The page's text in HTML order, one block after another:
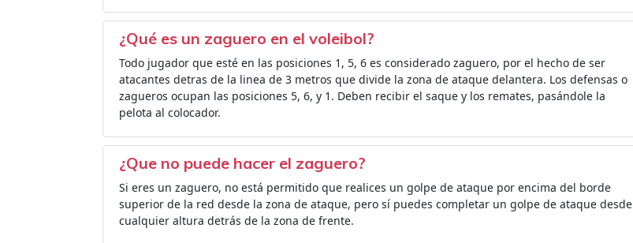
¿Qué es un zaguero en el voleibol?
Todo jugador que esté en las posiciones 1, 5, 6 es considerado zaguero, por el hecho de ser
atacantes detras de la linea de 3 metros que divide la zona de ataque delantera. Los defensas o
zagueros ocupan las posiciones 5, 6, y 1. Deben recibir el saque y los remates, pasándole la
pelota al colocador.
¿Que no puede hacer el zaguero?
Si eres un zaguero, no está permitido que realices un golpe de ataque por encima del borde
superior de la red desde la zona de ataque, pero sí puedes completar un golpe de ataque desde
cualquier altura detrás de la zona de frente.